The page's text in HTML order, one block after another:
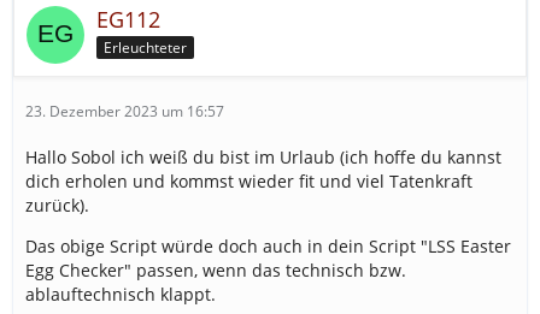
EG112
Erleuchteter
23. Dezember 2023 um 16:57
Hallo Sobol ich weiß du bist im Urlaub (ich hoffe du kannst
dich erholen und kommst wieder fit und viel Tatenkraft
zurück).
Das obige Script würde doch auch in dein Script "LSS Easter
Egg Checker" passen, wenn das technisch bzw.
ablauftechnisch klappt.